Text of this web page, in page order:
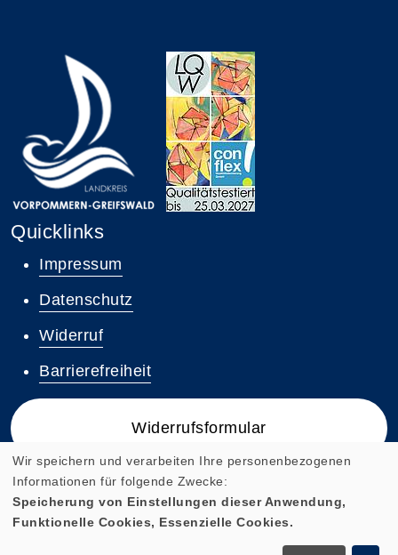
Quicklinks
Impressum
Datenschutz
Widerruf
Barrierefreiheit
Widerrufsformular
Cookie Einstellungen
Wir speichern und verarbeiten Ihre personenbezogenen
Informationen für folgende Zwecke:
Speicherung von Einstellungen dieser Anwendung,
Funktionelle Cookies, Essenzielle Cookies.